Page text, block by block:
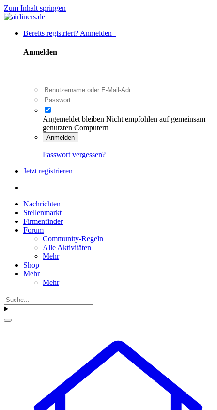
Zum Inhalt springen
Bereits registriert? Anmelden
Anmelden
Angemeldet bleiben Nicht empfohlen auf gemeinsam
genutzten Computern
Anmelden
Passwort vergessen?
Jetzt registrieren
Nachrichten
Stellenmarkt
Firmenfinder
Forum
Community-Regeln
Alle Aktivitäten
Mehr
Shop
Mehr
Mehr